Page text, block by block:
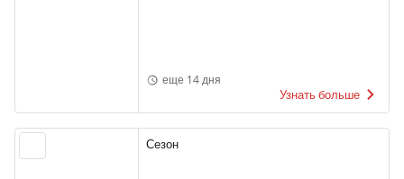
еще 14 дня
Узнать больше
Сезон